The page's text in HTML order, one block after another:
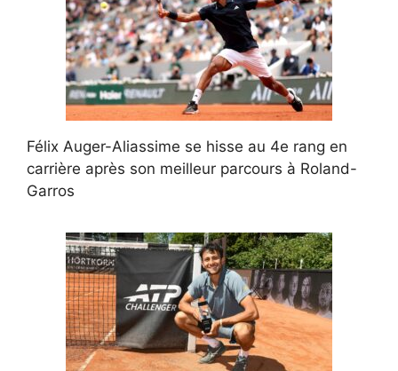
Félix Auger-Aliassime se hisse au 4e rang en
carrière après son meilleur parcours à Roland-
Garros